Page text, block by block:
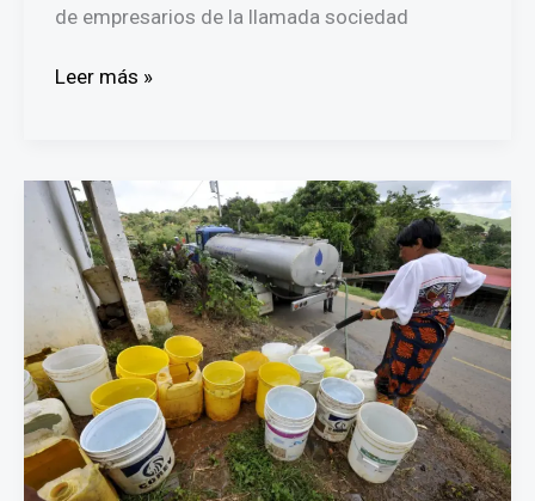
de empresarios de la llamada sociedad
Atacan
frenar
la
corrupción
Leer más »